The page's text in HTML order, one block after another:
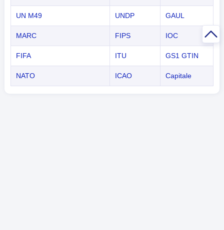
UN M49 UNDP GAUL
MARC FIPS IOC
FIFA ITU GS1 GTIN
NATO ICAO Capitale